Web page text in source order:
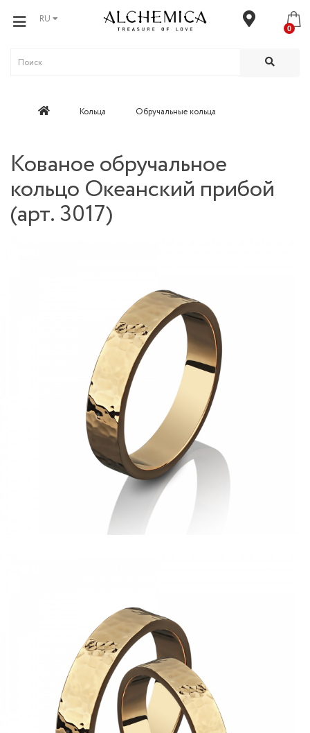
RU
0
Кольца Обручальные кольца
Кованое обручальное
кольцо Океанский прибой
(арт. 3017)